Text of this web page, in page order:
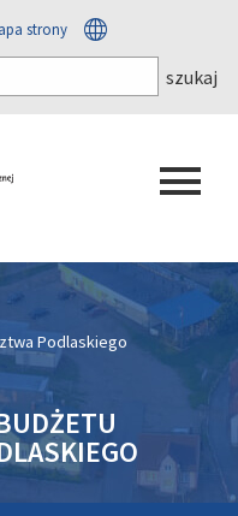
strony
Podlaskiego